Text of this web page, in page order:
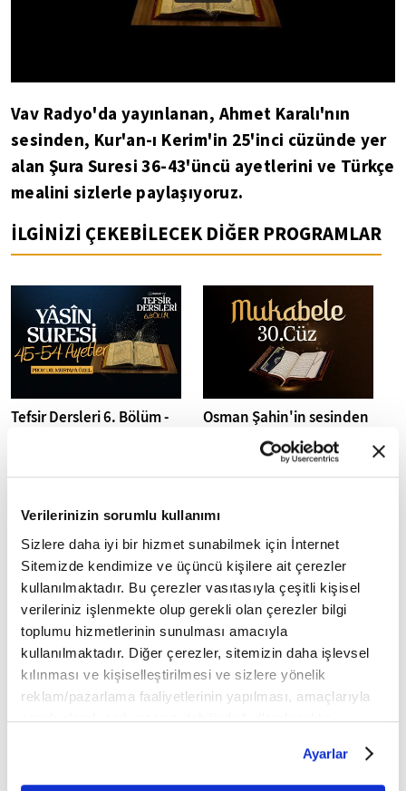
Verilerinizin sorumlu kullanımı
Sizlere daha iyi bir hizmet sunabilmek için İnternet
Sitemizde kendimize ve üçüncü kişilere ait çerezler
kullanılmaktadır. Bu çerezler vasıtasıyla çeşitli kişisel
verileriniz işlenmekte olup gerekli olan çerezler bilgi
toplumu hizmetlerinin sunulması amacıyla
kullanılmaktadır. Diğer çerezler, sitemizin daha işlevsel
kılınması ve kişiselleştirilmesi ve sizlere yönelik
reklam/pazarlama faaliyetlerinin yapılması, amaçlarıyla
sınırlı olarak açık rızanız dahilinde kullanılacaktır.
belirleyebilirsiniz. Çerezlere ilişkin detaylı bilgi için
Ayarlar butonuna tıklayabilir,Çerez Bilgilendirme
Ayarlar
Vav Radyo'da yayınlanan, Ahmet Karalı'nın
sesinden, Kur'an-ı Kerim'in 25'inci cüzünde yer
alan Şura Suresi 36-43'üncü ayetlerini ve Türkçe
mealini sizlerle paylaşıyoruz.
İLGİNİZİ ÇEKEBİLECEK DİĞER PROGRAMLAR
Tefsir Dersleri 6. Bölüm -
Osman Şahin'in sesinden
30. Cüz I Mukabele
Osman Şahin'in sesinden
29. Cüz I Mukabele
Osman Şahin'in sesinden
28. Cüz I Mukabele